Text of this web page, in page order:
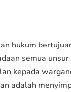
hukum
semua
kepada
adalah